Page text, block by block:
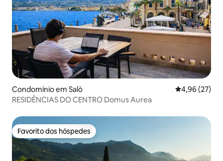
Condomínio em Salò Classificação
4,96 (27)
RESIDÊNCIAS DO CENTRO Domus Aurea
Favorito dos hóspedes
Favorito dos hóspedes